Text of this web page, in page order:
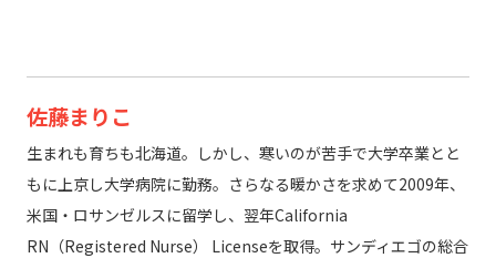
佐藤まりこ
生まれも育ちも北海道。しかし、寒いのが苦手で大学卒業とと
もに上京し大学病院に勤務。さらなる暖かさを求めて2009年、
米国・ロサンゼルスに留学し、翌年California
RN（Registered Nurse） Licenseを取得。サンディエゴの総合